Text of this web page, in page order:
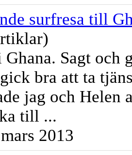
surfresa till
Sagt och
bra att ta
jag och Helen
till ...
2013